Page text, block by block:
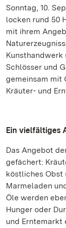
Sonntag, 10.
locken rund 50
mit ihrem
Kunsthandwerk
Schlösser und
gemeinsam mit
Kräuter- und
Ein vielfältiges
Das Angebot
gefächert:
köstliches Obst
Marmeladen
Öle werden
Hunger oder
und Erntemarkt